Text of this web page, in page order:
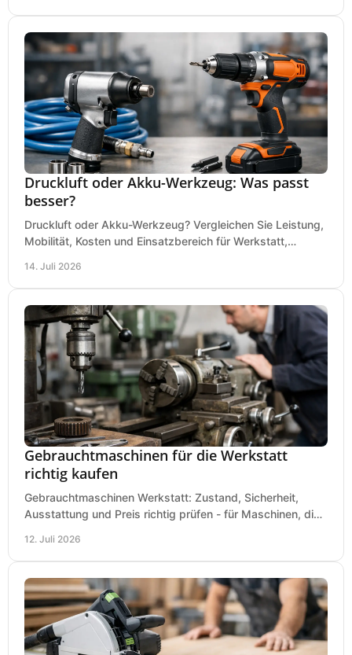
Druckluft oder Akku-Werkzeug: Was passt
besser?
Druckluft oder Akku-Werkzeug? Vergleichen Sie Leistung,
Mobilität, Kosten und Einsatzbereich für Werkstatt,
14. Juli 2026
Gebrauchtmaschinen für die Werkstatt
richtig kaufen
Gebrauchtmaschinen Werkstatt: Zustand, Sicherheit,
Ausstattung und Preis richtig prüfen - für Maschinen, die
12. Juli 2026